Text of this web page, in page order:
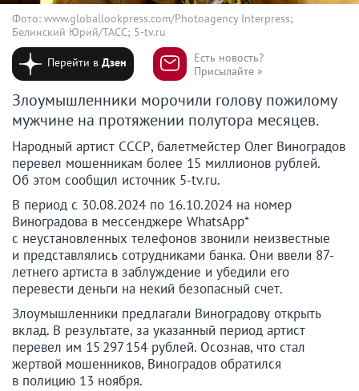
Фото: www.globallookpress.com/Photoagency Interpress;
Белинский Юрий/ТАСС; 5-tv.ru
Перейти вДзен
Есть новость?
Присылайте »
Злоумышленники морочили голову пожилому
мужчине на протяжении полутора месяцев.
Народный артист СССР, балетмейстер Олег Виноградов
перевел мошенникам более 15 миллионов рублей.
Об этом сообщил источник 5-tv.ru.
В период с 30.08.2024 по 16.10.2024 на номер
Виноградова в мессенджере WhatsApp*
с неустановленных телефонов звонили неизвестные
и представлялись сотрудниками банка. Они ввели 87-
летнего артиста в заблуждение и убедили его
перевести деньги на некий безопасный счет.
Злоумышленники предлагали Виноградову открыть
вклад. В результате, за указанный период артист
перевел им 15 297 154 рублей. Осознав, что стал
жертвой мошенников, Виноградов обратился
в полицию 13 ноября.